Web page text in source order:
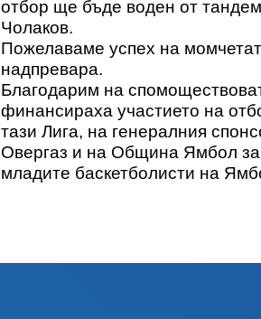
отбор ще бъде воден от
Чолаков.
Пожелаваме успех на
надпревара.
Благодарим на
финансираха участието на
тази Лига, на генералния
Овергаз и на Община Ямбол
младите баскетболисти на